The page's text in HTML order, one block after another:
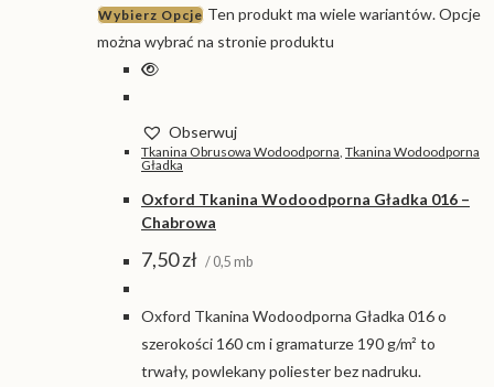
Wybierz Opcje Ten produkt ma wiele wariantów. Opcje
można wybrać na stronie produktu
Obserwuj
Tkanina Obrusowa Wodoodporna, Tkanina Wodoodporna
Gładka
Oxford Tkanina Wodoodporna Gładka 016 –
Chabrowa
7,50zł / 0,5 mb
Oxford Tkanina Wodoodporna Gładka 016 o
szerokości 160 cm i gramaturze 190 g/m² to
trwały, powlekany poliester bez nadruku.